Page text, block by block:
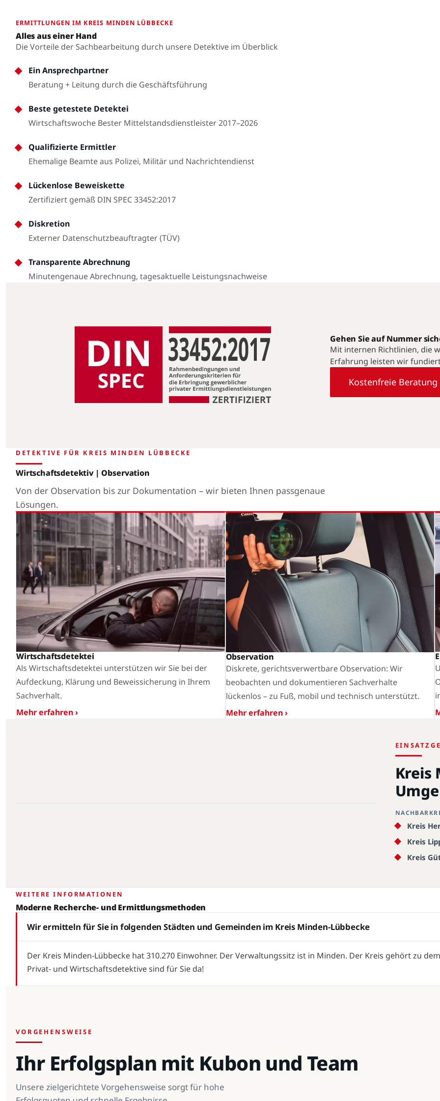
ERMITTLUNGEN IM KREIS MINDEN LÜBBECKE
Alles aus einer Hand
Die Vorteile der Sachbearbeitung durch unsere Detektive im Überblick
Ein Ansprechpartner
Beratung + Leitung durch die Geschäftsführung
Beste getestete Detektei
Wirtschaftswoche Bester Mittelstandsdienstleister 2017–2026
Qualifizierte Ermittler
Ehemalige Beamte aus Polizei, Militär und Nachrichtendienst
Lückenlose Beweiskette
Zertifiziert gemäß DIN SPEC 33452:2017
Diskretion
Externer Datenschutzbeauftragter (TÜV)
Transparente Abrechnung
Minutengenaue Abrechnung, tagesaktuelle Leistungsnachweise
Gehen Sie auf Nummer
Mit internen Richtlinien, die
Erfahrung leisten wir
Kostenfreie Beratung
DETEKTIVE FÜR KREIS MINDEN LÜBBECKE
Wirtschaftsdetektiv | Observation
Von der Observation bis zur Dokumentation – wir bieten Ihnen passgenaue
Lösungen.
Wirtschaftsdetektei
Als Wirtschaftsdetektei unterstützen wir Sie bei der
Aufdeckung, Klärung und Beweissicherung in Ihrem
Sachverhalt.
Mehr erfahren ›
Observation
Diskrete, gerichtsverwertbare Observation: Wir
beobachten und dokumentieren Sachverhalte
lückenlos – zu Fuß, mobil und technisch unterstützt.
Mehr erfahren ›
Kreis
Kreis
Kreis
Kreis
WEITERE INFORMATIONEN
Moderne Recherche- und Ermittlungsmethoden
Wir ermitteln für Sie in folgenden Städten und Gemeinden im Kreis Minden-Lübbecke
Der Kreis Minden-Lübbecke hat 310.270 Einwohner. Der Verwaltungssitz ist in Minden. Der Kreis gehört zu
Privat- und Wirtschaftsdetektive sind für Sie da!
VORGEHENSWEISE
Ihr Erfolgsplan mit Kubon und Team
Unsere zielgerichtete Vorgehensweise sorgt für hohe